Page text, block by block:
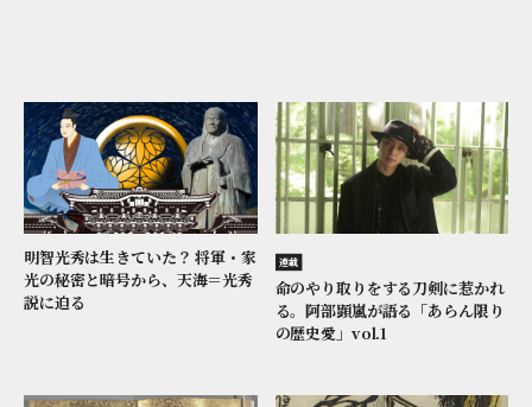
明智光秀は生きていた？ 将軍・家
光の秘密と暗号から、天海＝光秀
説に迫る
連載
命のやり取りをする刀剣に惹かれ
る。阿部顕嵐が語る「あらん限り
の歴史愛」vol.1